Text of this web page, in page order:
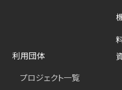
利用団体
プロジェクト一覧